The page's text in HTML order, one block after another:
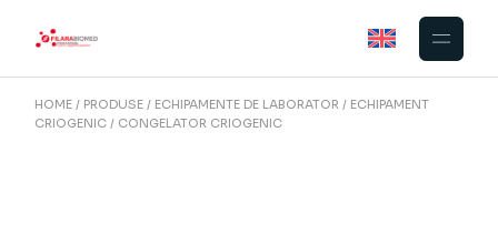
HOME PRODUSE ECHIPAMENTE DE LABORATOR
ECHIPAMENT
CRIOGENIC
CONGELATOR CRIOGENIC